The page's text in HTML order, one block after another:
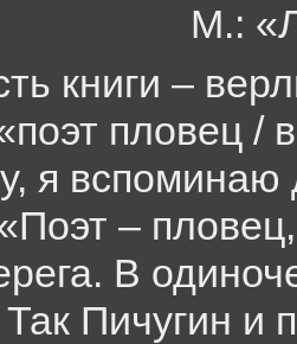
М.:
книги –
пловец /
я
–
В
Пичугин и